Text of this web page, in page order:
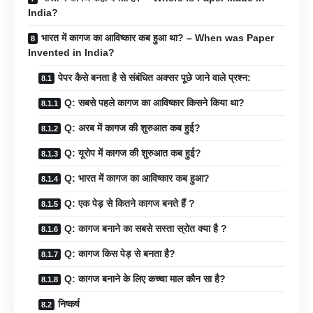
India?
भारत में कागज का आविष्कार कब हुआ था? – When was Paper
Invented in India?
पेपर कैसे बनता है से संबंधित अक्सर पूछे जाने वाले प्रश्न:
Q: सबसे पहले कागज का आविष्कार किसने किया था?
Q: अरब में कागज की शुरुआत कब हुई?
Q: यूरोप में कागज की शुरुआत कब हुई?
Q: भारत में कागज का आविष्कार कब हुआ?
Q: एक पेड़ से कितने कागज बनते हैं ?
Q: कागज बनाने का सबसे सस्ता स्रोत क्या है ?
Q: कागज किस पेड़ से बनता है?
Q: कागज बनाने के लिए कच्चा माल कौन सा है?
निष्कर्ष